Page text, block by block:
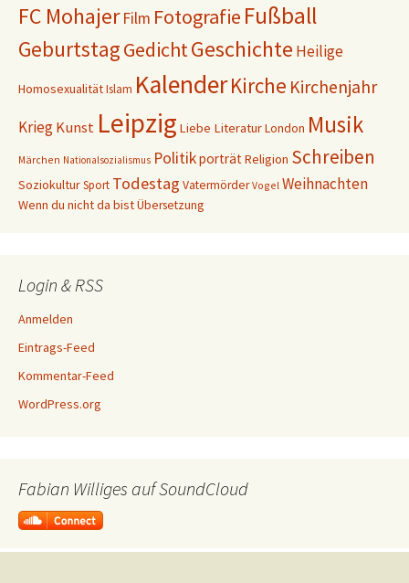
FC Mohajer Film Fotografie Fußball
GeburtstagGedichtGeschichte Heilige
HomosexualitätIslam KalenderKirche Kirchenjahr
Krieg Kunst Leipzig Liebe LiteraturLondon Musik
Märchen Nationalsozialismus PolitikporträtReligion Schreiben
SoziokulturSport Todestag Vatermörder Vogel Weihnachten
Wenn du nicht da bistÜbersetzung
Login & RSS
Anmelden
Eintrags-Feed
Kommentar-Feed
WordPress.org
Fabian Williges auf SoundCloud